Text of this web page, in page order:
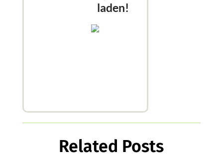
laden!
Related Posts